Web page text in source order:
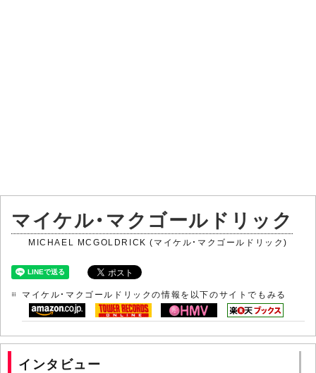
マイケル・マクゴールドリック
MICHAEL MCGOLDRICK (マイケル・マクゴールドリック)
マイケル・マクゴールドリックの情報を以下のサイトでもみる
インタビュー